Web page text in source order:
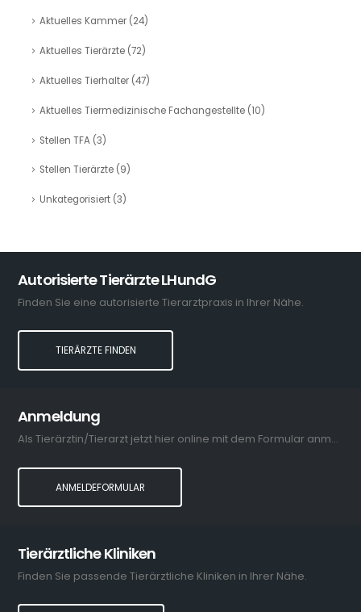
Aktuelles Kammer (24)
Aktuelles Tierärzte(72)
Aktuelles Tierhalter (47)
Aktuelles Tiermedizinische Fachangestellte(10)
Stellen TFA(3)
Stellen Tierärzte(9)
Unkategorisiert(3)
Autorisierte Tierärzte LHundG
Finden Sie eine autorisierte Tierarztpraxis in Ihrer Nähe.
TIERÄRZTE FINDEN
Anmeldung
Als Tierärztin/Tierarzt jetzt hier online mit dem Formular anmelden.
ANMELDEFORMULAR
Tierärztliche Kliniken
Finden Sie passende Tierärztliche Kliniken in Ihrer Nähe.